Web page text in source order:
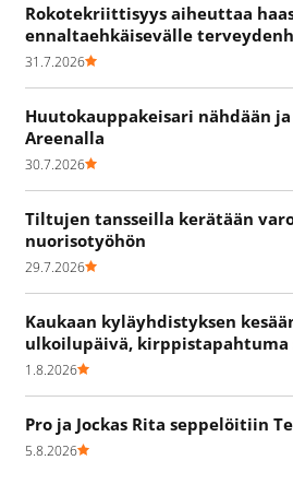
Rokotekriittisyys aiheuttaa
ennaltaehkäisevälle
31.7.2026
Huutokauppakeisari nähdään
Areenalla
30.7.2026
Tiltujen tansseilla kerätään
nuorisotyöhön
29.7.2026
Kaukaan kyläyhdistyksen
ulkoilupäivä, kirppistapahtuma
1.8.2026
Pro ja Jockas Rita seppelöitiin
5.8.2026